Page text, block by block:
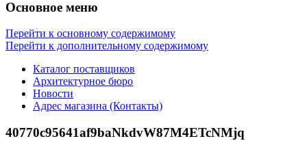
Основное меню
Перейти к основному содержимому
Перейти к дополнительному содержимому
Каталог поставщиков
Архитектурное бюро
Новости
Адрес магазина (Контакты)
40770c95641af9baNkdvW87M4ETcNMjq